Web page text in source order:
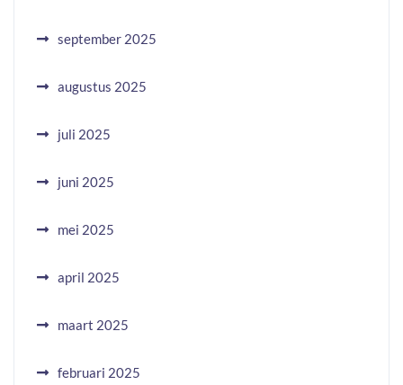
september 2025
augustus 2025
juli 2025
juni 2025
mei 2025
april 2025
maart 2025
februari 2025